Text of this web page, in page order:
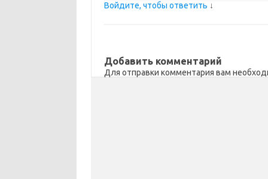
Войдите, чтобы ответить ↓
Добавить комментарий
Для отправки комментария вам